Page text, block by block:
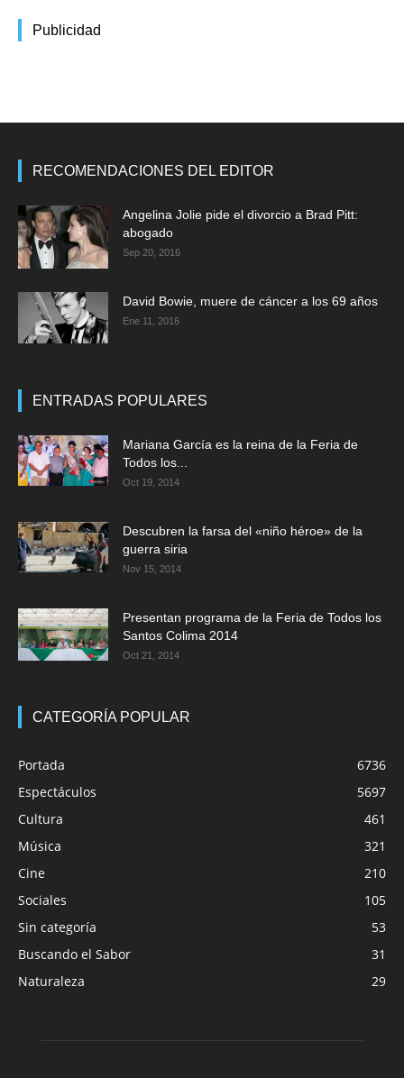
Publicidad
RECOMENDACIONES DEL EDITOR
Angelina Jolie pide el divorcio a Brad Pitt:
abogado
Sep 20, 2016
David Bowie, muere de cáncer a los 69 años
Ene 11, 2016
ENTRADAS POPULARES
Mariana García es la reina de la Feria de
Todos los...
Oct 19, 2014
Descubren la farsa del «niño héroe» de la
guerra siria
Nov 15, 2014
Presentan programa de la Feria de Todos los
Santos Colima 2014
Oct 21, 2014
CATEGORÍA POPULAR
Portada
6736
Espectáculos
5697
Cultura
461
Música
321
Cine
210
Sociales
105
Sin categoría
53
Buscando el Sabor
31
Naturaleza
29